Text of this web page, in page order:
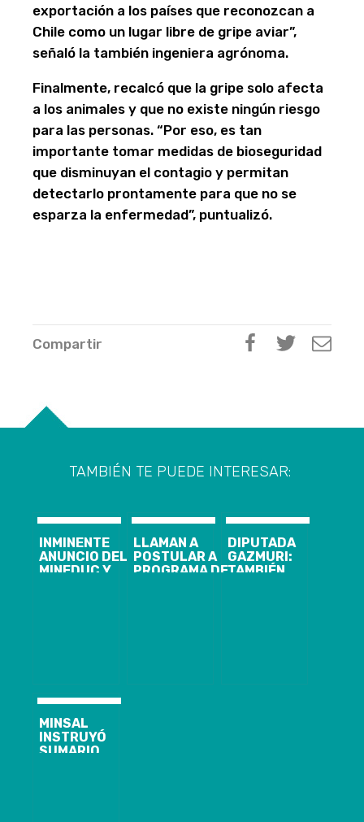
exportación a los países que reconozcan a
Chile como un lugar libre de gripe aviar”,
señaló la también ingeniera agrónoma.
Finalmente, recalcó que la gripe solo afecta
a los animales y que no existe ningún riesgo
para las personas. “Por eso, es tan
importante tomar medidas de bioseguridad
que disminuyan el contagio y permitan
detectarlo prontamente para que no se
esparza la enfermedad”, puntualizó.
Compartir
TAMBIÉN TE PUEDE INTERESAR:
INMINENTE
ANUNCIO DEL
MINEDUC Y
RESPIRATORIAS
LLAMAN A
POSTULAR A
PROGRAMA DE
DIPUTADA
GAZMURI:
TAMBIÉN
MINSAL
INSTRUYÓ
SUMARIO